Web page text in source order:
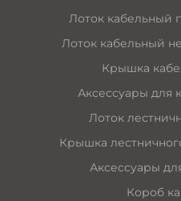
Лоток кабельный
Лоток кабельный
Крышка
Аксессуары для
Лоток
Крышка
Аксессуары
Короб